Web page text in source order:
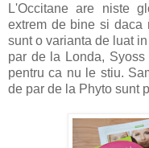
L'Occitane are niste
extrem de bine si daca
sunt o varianta de luat
par de la Londa,
pentru ca nu le stiu.
de par de la Phyto sunt